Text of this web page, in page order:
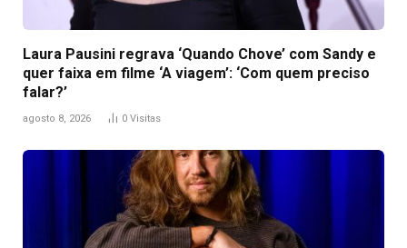
Laura Pausini regrava ‘Quando Chove’ com Sandy e
quer faixa em filme ‘A viagem’: ‘Com quem preciso
falar?’
agosto 8, 2026 0 Visitas